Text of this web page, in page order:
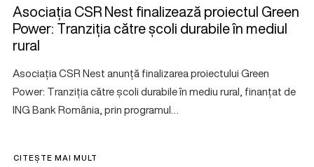
Asociația CSR Nest finalizează proiectul Green
Power: Tranziția către școli durabile în mediul
rural
Asociația CSR Nest anunță finalizarea proiectului Green
Power: Tranziția către școli durabile în mediu rural, finanțat de
ING Bank România, prin programul…
CITEȘTE MAI MULT